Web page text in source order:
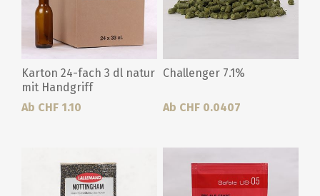
Karton 24-fach 3 dl natur
mit Handgriff
Ab CHF 1.10
Challenger 7.1%
Ab CHF 0.0407